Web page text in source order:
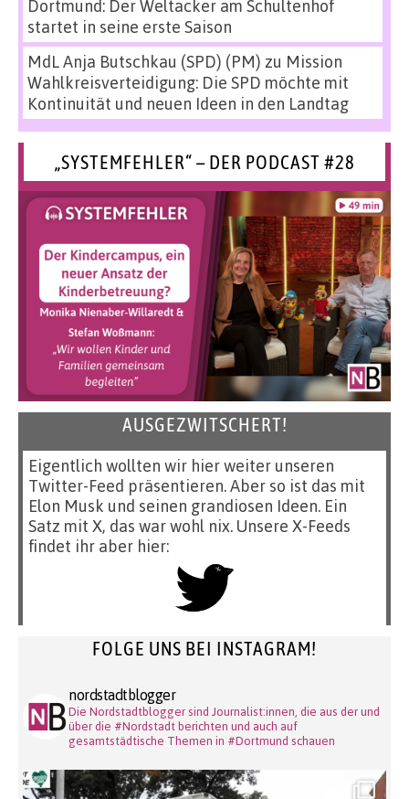
Dortmund: Der Weltacker am Schultenhof
startet in seine erste Saison
MdL Anja Butschkau (SPD) (PM) zu Mission
Wahlkreisverteidigung: Die SPD möchte mit
Kontinuität und neuen Ideen in den Landtag
„SYSTEMFEHLER“ – DER PODCAST #28
AUSGEZWITSCHERT!
Eigentlich wollten wir hier weiter unseren
Twitter-Feed präsentieren. Aber so ist das mit
Elon Musk und seinen grandiosen Ideen. Ein
Satz mit X, das war wohl nix. Unsere X-Feeds
findet ihr aber hier:
FOLGE UNS BEI INSTAGRAM!
nordstadtblogger
Die Nordstadtblogger sind Journalist:innen, die aus der und
über die #Nordstadt berichten und auch auf
gesamtstädtische Themen in #Dortmund schauen